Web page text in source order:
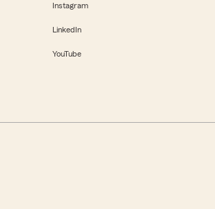
Instagram
LinkedIn
YouTube